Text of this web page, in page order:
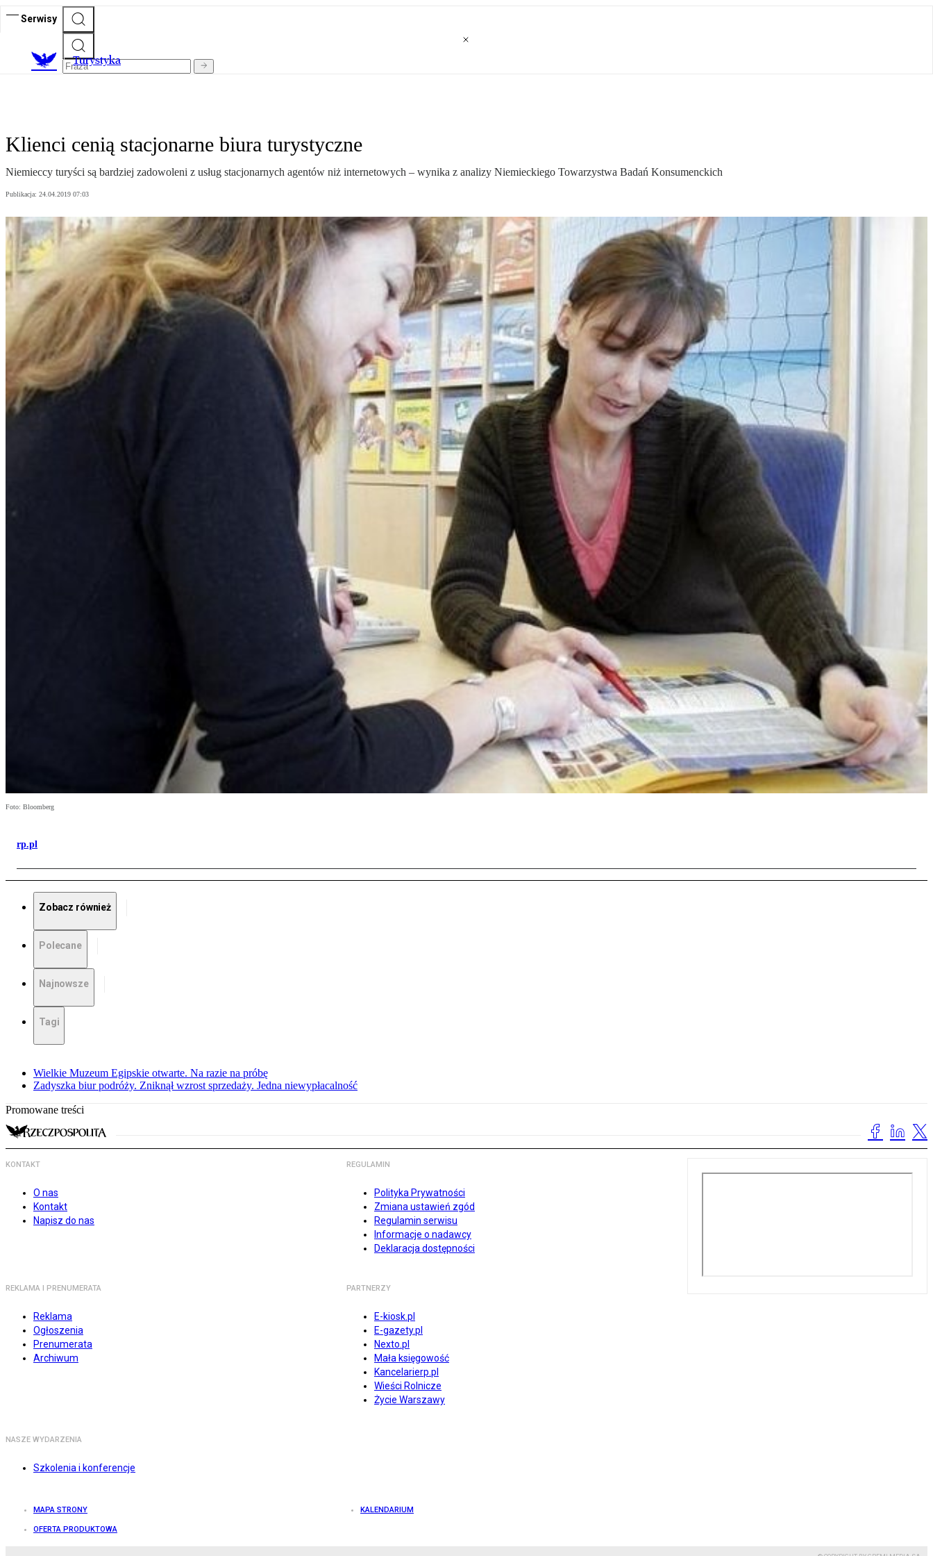
Serwisy
Turystyka
Klienci cenią stacjonarne biura turystyczne
Niemieccy turyści są bardziej zadowoleni z usług stacjonarnych agentów niż internetowych – wynika z analizy Niemieckiego Towarzystwa Badań Konsumenckich
Publikacja: 24.04.2019 07:03
Foto: Bloomberg
rp.pl
Zobacz również
Polecane
Najnowsze
Tagi
Wielkie Muzeum Egipskie otwarte. Na razie na próbę
Zadyszka biur podróży. Zniknął wzrost sprzedaży. Jedna niewypłacalność
Promowane treści
KONTAKT
O nas
Kontakt
Napisz do nas
REGULAMIN
Polityka Prywatności
Zmiana ustawień zgód
Regulamin serwisu
Informacje o nadawcy
Deklaracja dostępności
REKLAMA I PRENUMERATA
Reklama
Ogłoszenia
Prenumerata
Archiwum
PARTNERZY
E-kiosk.pl
E-gazety.pl
Nexto.pl
Mała księgowość
Kancelarierp.pl
Wieści Rolnicze
Życie Warszawy
NASZE WYDARZENIA
Szkolenia i konferencje
MAPA STRONY KALENDARIUM
OFERTA PRODUKTOWA